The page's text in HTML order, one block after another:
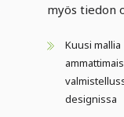
myös tiedon
Kuusi mallia
designissa